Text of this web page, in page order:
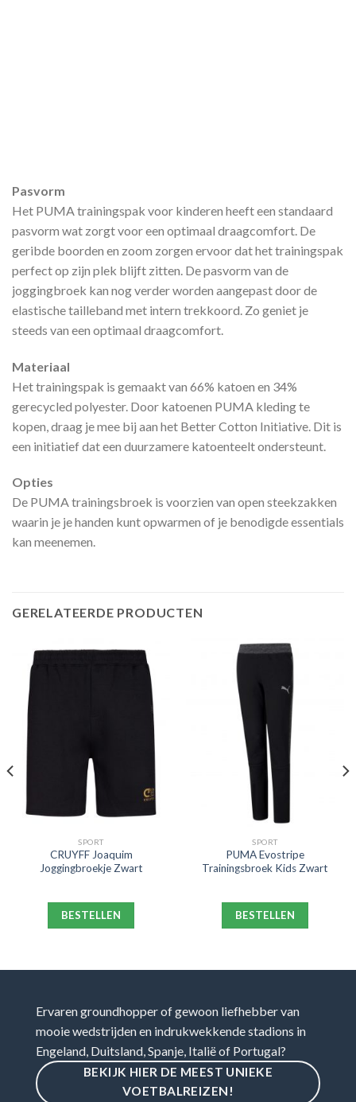
Pasvorm
Het PUMA trainingspak voor kinderen heeft een standaard
pasvorm wat zorgt voor een optimaal draagcomfort. De
geribde boorden en zoom zorgen ervoor dat het trainingspak
perfect op zijn plek blijft zitten. De pasvorm van de
joggingbroek kan nog verder worden aangepast door de
elastische tailleband met intern trekkoord. Zo geniet je
steeds van een optimaal draagcomfort.
Materiaal
Het trainingspak is gemaakt van 66% katoen en 34%
gerecycled polyester. Door katoenen PUMA kleding te
kopen, draag je mee bij aan het Better Cotton Initiative. Dit is
een initiatief dat een duurzamere katoenteelt ondersteunt.
Opties
De PUMA trainingsbroek is voorzien van open steekzakken
waarin je je handen kunt opwarmen of je benodigde essentials
kan meenemen.
GERELATEERDE PRODUCTEN
SPORT
CRUYFF Joaquim
Joggingbroekje Zwart
BESTELLEN
SPORT
PUMA Evostripe
Trainingsbroek Kids Zwart
BESTELLEN
Ervaren groundhopper of gewoon liefhebber van
mooie wedstrijden en indrukwekkende stadions in
Engeland, Duitsland, Spanje, Italië of Portugal?
BEKIJK HIER DE MEEST UNIEKE
VOETBALREIZEN!